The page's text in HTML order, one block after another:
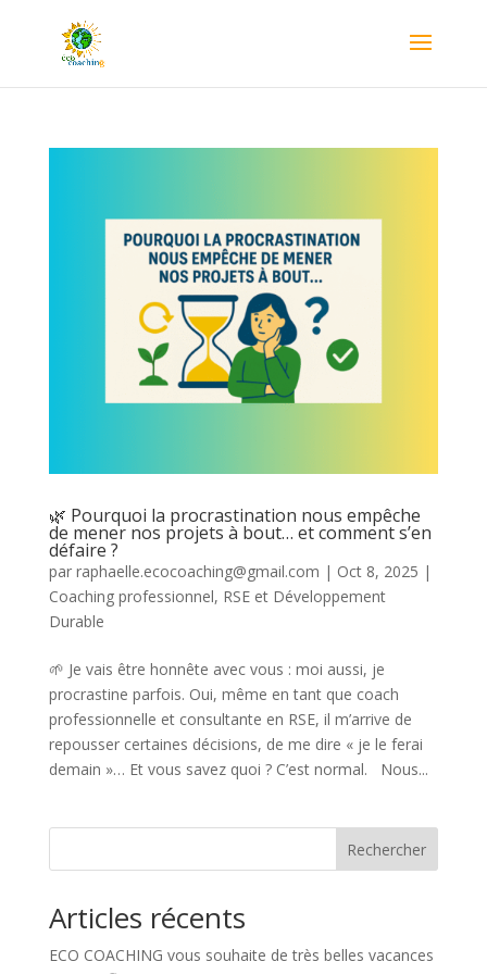
🌿 Pourquoi la procrastination nous empêche
de mener nos projets à bout… et comment s’en
défaire ?
par raphaelle.ecocoaching@gmail.com | Oct 8, 2025 |
Coaching professionnel, RSE et Développement
Durable
🌱 Je vais être honnête avec vous : moi aussi, je
procrastine parfois. Oui, même en tant que coach
professionnelle et consultante en RSE, il m’arrive de
repousser certaines décisions, de me dire « je le ferai
demain »… Et vous savez quoi ? C’est normal. Nous...
Rechercher
Articles récents
ECO COACHING vous souhaite de très belles vacances